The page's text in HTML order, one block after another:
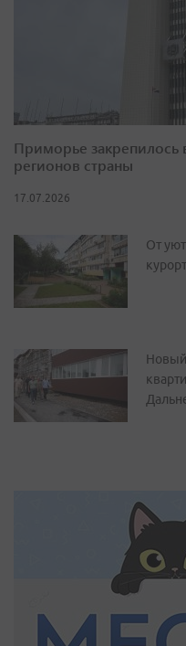
Приморье закрепилось
регионов страны
17.07.2026
От
Новый